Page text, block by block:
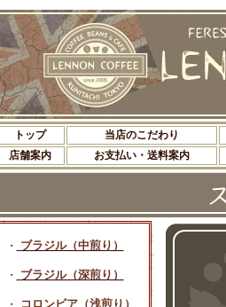
トップ 当店のこだわり
店舗案内
お支払い・送料案内
・ ブラジル（中煎り）
・ ブラジル（深煎り）
・ コロンビア（浅煎り）